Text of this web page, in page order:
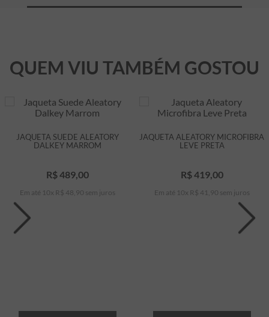
QUEM VIU TAMBÉM GOSTOU
JAQUETA SUEDE ALEATORY
DALKEY MARROM
R$489,00
Em até 10 x R$ 48 90 sem juros
JAQUETA ALEATORY MICROFIBRA
LEVE PRETA
R$419,00
Em até 10 x R$ 41 90 sem juros